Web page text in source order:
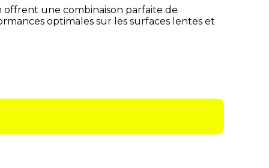
offrent une combinaison parfaite de
optimales sur les surfaces lentes et